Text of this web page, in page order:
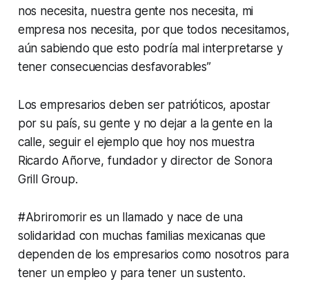
nos necesita, nuestra gente nos necesita, mi
empresa nos necesita, por que todos necesitamos,
aún sabiendo que esto podría mal interpretarse y
tener consecuencias desfavorables”
Los empresarios deben ser patrióticos, apostar
por su país, su gente y no dejar a la gente en la
calle, seguir el ejemplo que hoy nos muestra
Ricardo Añorve, fundador y director de Sonora
Grill Group.
#Abriromorir es un llamado y nace de una
solidaridad con muchas familias mexicanas que
dependen de los empresarios como nosotros para
tener un empleo y para tener un sustento.